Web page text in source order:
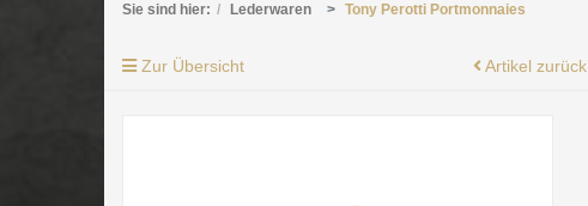
Sie sind hier: Lederwaren Tony Perotti Portmonnaies
Zur Übersicht Artikel zurück